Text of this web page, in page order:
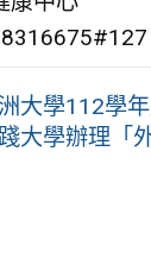
大學112學
大學辦理「